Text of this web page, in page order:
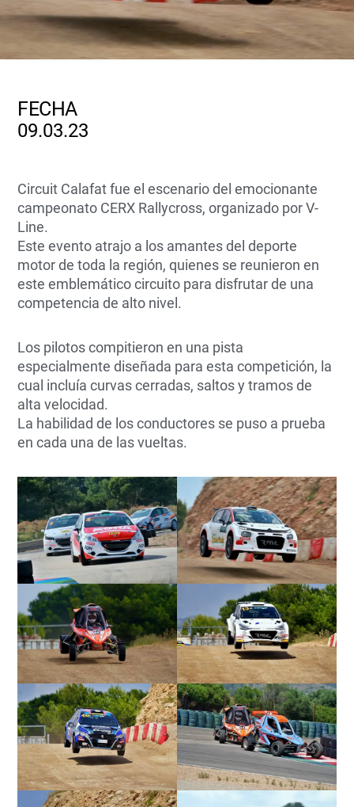
FECHA
09.03.23
Circuit Calafat fue el escenario del emocionante
campeonato CERX Rallycross, organizado por V-
Line.
Este evento atrajo a los amantes del deporte
motor de toda la región, quienes se reunieron en
este emblemático circuito para disfrutar de una
competencia de alto nivel.
Los pilotos compitieron en una pista
especialmente diseñada para esta competición, la
cual incluía curvas cerradas, saltos y tramos de
alta velocidad.
La habilidad de los conductores se puso a prueba
en cada una de las vueltas.